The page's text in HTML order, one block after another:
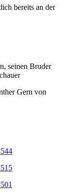
bereits an der
seinen Bruder
Gern von